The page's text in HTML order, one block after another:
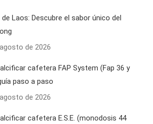
Laos: Descubre el sabor único del
de 2026
cafetera FAP System (Fap 36 y
paso a paso
de 2026
cafetera E.S.E. (monodosis 44